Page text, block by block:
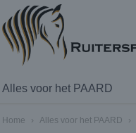
Alles voor het PAARD
Home › Alles voor het PAARD ›